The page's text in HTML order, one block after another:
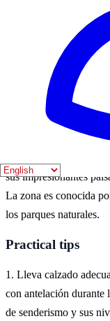
El mejor momento
cuando las
están en su apogeo.
paisaje hermoso con
Where to
sus impresionantes
La zona es conocida
los parques naturales.
Practical tips
1. Lleva calzado
con antelación durante
de senderismo y sus